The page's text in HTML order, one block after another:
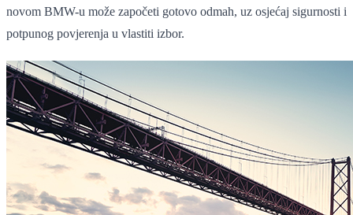
novom BMW-u može započeti gotovo odmah, uz osjećaj sigurnosti i
potpunog povjerenja u vlastiti izbor.